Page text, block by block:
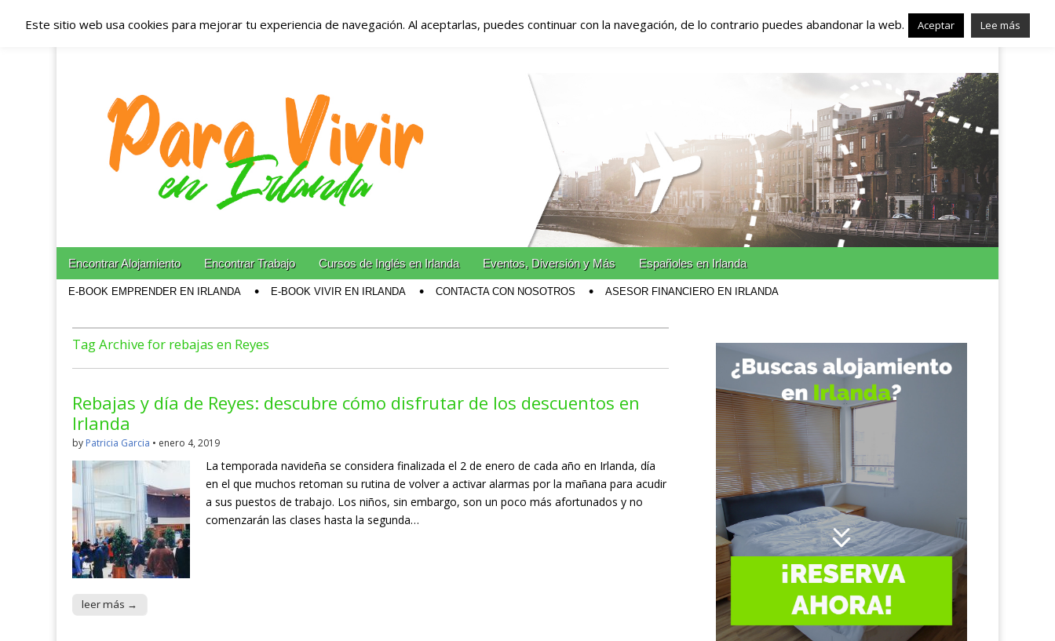
Españoles en Irlanda – Vivir en Irlanda – Trabajo en
Irlanda – Alojamiento en Irlanda
Blog dedicado a los que viven, estudian y trabajan en Irlanda!
Main menu
Skip to content
Encontrar Alojamiento Encontrar Trabajo Cursos de Inglés en Irlanda Eventos, Diversión y Más Españoles en Irlanda
E-BOOK EMPRENDER EN IRLANDA E-BOOK VIVIR EN IRLANDA CONTACTA CON NOSOTROS ASESOR FINANCIERO EN IRLANDA
Tag Archive for rebajas en Reyes
Rebajas y día de Reyes: descubre cómo disfrutar de los descuentos en
Irlanda
by Patricia Garcia • enero 4, 2019
La temporada navideña se considera finalizada el 2 de enero de cada año en Irlanda, día
en el que muchos retoman su rutina de volver a activar alarmas por la mañana para acudir
a sus puestos de trabajo. Los niños, sin embargo, son un poco más afortunados y no
comenzarán las clases hasta la segunda…
leer más →
Este sitio web usa cookies para mejorar tu experiencia de navegación. Al aceptarlas, puedes continuar con la navegación, de lo contrario puedes abandonar la web. Aceptar Lee más